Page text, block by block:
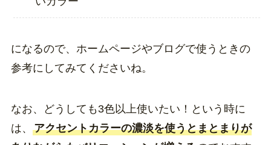
になるので、ホームページやブログで使うときの
参考にしてみてくださいね。
なお、どうしても3色以上使いたい！という時に
は、 アクセントカラーの濃淡を使うとまとまりが